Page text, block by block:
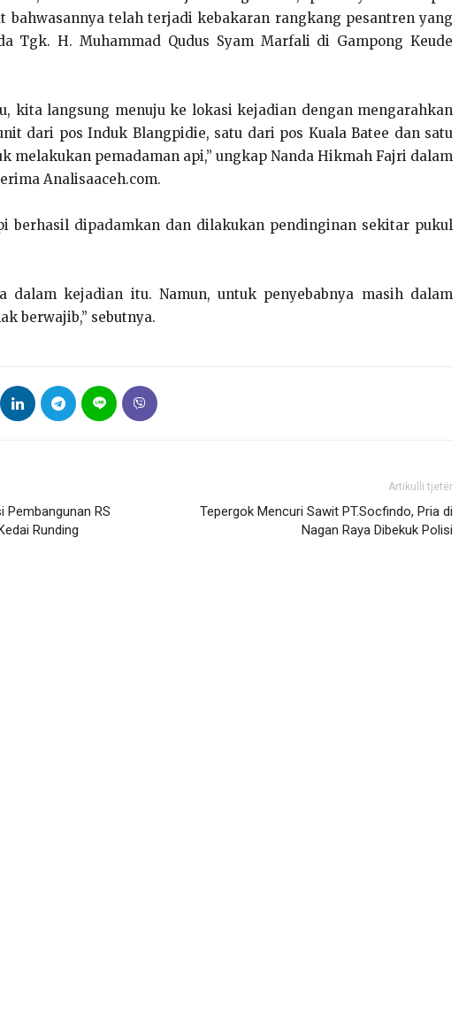
bahwasannya telah terjadi kebakaran rangkang pesantren yang
Tgk. H. Muhammad Qudus Syam Marfali di Gampong Keude
kita langsung menuju ke lokasi kejadian dengan mengarahkan
dari pos Induk Blangpidie, satu dari pos Kuala Batee dan satu
melakukan pemadaman api,” ungkap Nanda Hikmah Fajri dalam
Analisaaceh.com.
berhasil dipadamkan dan dilakukan pendinginan sekitar pukul
dalam kejadian itu. Namun, untuk penyebabnya masih dalam
berwajib,” sebutnya.
Pembangunan RS
Runding
Artikulli tjetër
Tepergok Mencuri Sawit PT.Socfindo, Pria di
Nagan Raya Dibekuk Polisi